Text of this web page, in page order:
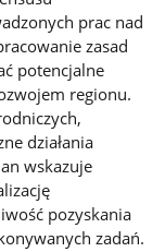
prac nad
zasad
potencjalne
regionu.
działania
wskazuje
pozyskania
zadań.